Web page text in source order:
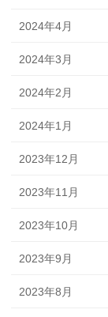
2024年4月
2024年3月
2024年2月
2024年1月
2023年12月
2023年11月
2023年10月
2023年9月
2023年8月